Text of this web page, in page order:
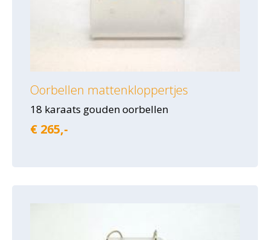
Oorbellen mattenkloppertjes
18 karaats gouden oorbellen
€ 265,-